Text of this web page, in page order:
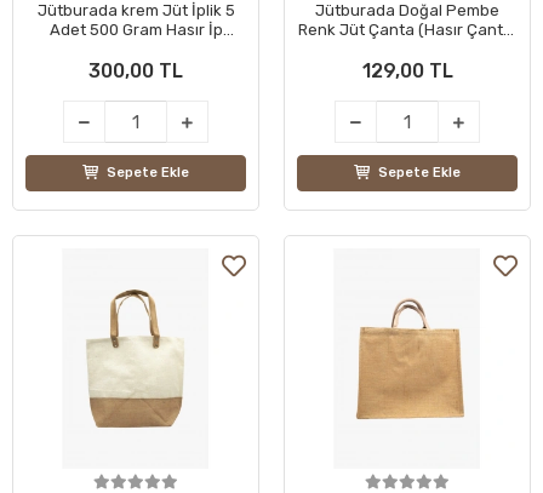
Jütburada krem Jüt İplik 5
Adet 500 Gram Hasır İp
300,00 TL
Sepete Ekle
Jütburada Doğal Pembe
Renk Jüt Çanta (Hasır Çanta,
Çantası)
129,00 TL
Sepete Ekle